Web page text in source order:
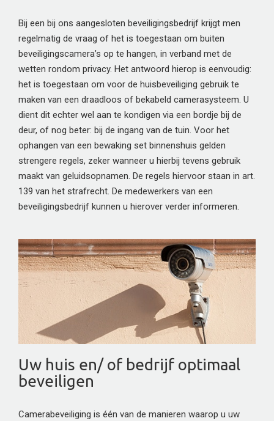
Bij een bij ons aangesloten beveiligingsbedrijf krijgt men
regelmatig de vraag of het is toegestaan om buiten
beveiligingscamera’s op te hangen, in verband met de
wetten rondom privacy. Het antwoord hierop is eenvoudig:
het is toegestaan om voor de huisbeveiliging gebruik te
maken van een draadloos of bekabeld camerasysteem. U
dient dit echter wel aan te kondigen via een bordje bij de
deur, of nog beter: bij de ingang van de tuin. Voor het
ophangen van een bewaking set binnenshuis gelden
strengere regels, zeker wanneer u hierbij tevens gebruik
maakt van geluidsopnamen. De regels hiervoor staan in art.
139 van het strafrecht. De medewerkers van een
beveiligingsbedrijf kunnen u hierover verder informeren.
Uw huis en/ of bedrijf optimaal
beveiligen
Camerabeveiliging is één van de manieren waarop u uw